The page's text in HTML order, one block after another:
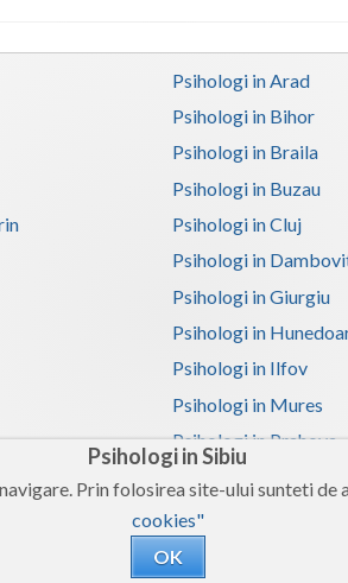
Psihologi in Sibiu
Prin folosirea site-ului sunteti
cookies"
OK
Psihologi in Arad
Psihologi in Bihor
Psihologi in Braila
Psihologi in Buzau
Psihologi in Cluj
Psihologi in
Psihologi in Giurgiu
Psihologi in
Psihologi in Ilfov
Psihologi in Mures
Psihologi in Prahova
Psihologi in Timis
Psihologi in Vaslui